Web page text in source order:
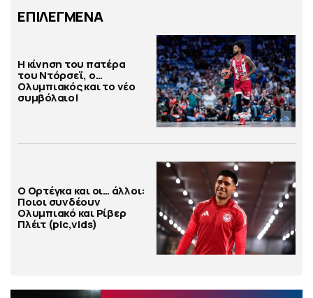
ΕΠΙΛΕΓΜΕΝΑ
Η κίνηση του πατέρα
του Ντόρσεϊ, ο…
Ολυμπιακός και το νέο
συμβόλαιο!
Ο Ορτέγκα και οι… άλλοι:
Ποιοι συνδέουν
Ολυμπιακό και Ρίβερ
Πλέιτ (pic,vids)